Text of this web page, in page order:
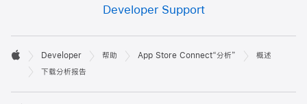
Developer Support
开
者

Developer 帮助 App Store Connect“分析”
概述
下载分析报告